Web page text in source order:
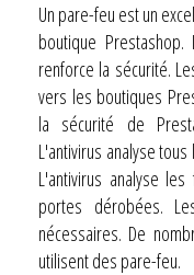
Un pare-feu est un
boutique
renforce la sécurité.
vers les boutiques
la sécurité de
L'antivirus analyse
L'antivirus analyse
portes dérobées.
nécessaires. De
utilisent des pare-feu.